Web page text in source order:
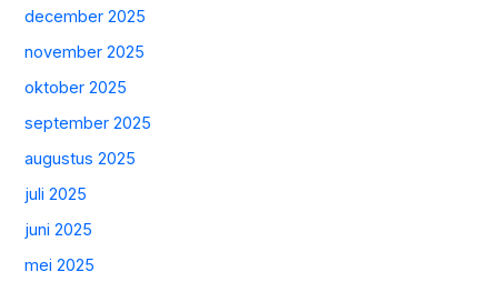
december 2025
november 2025
oktober 2025
september 2025
augustus 2025
juli 2025
juni 2025
mei 2025